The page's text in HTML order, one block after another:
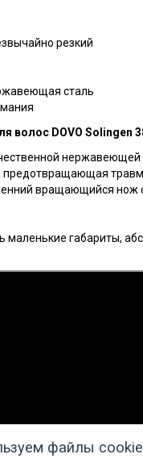
резкий
сталь
волос DOVO Solingen
предотвращающая
вращающийся нож
маленькие габариты,
файлы cookie